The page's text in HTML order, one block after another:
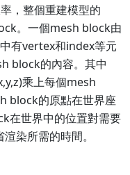
，整個重建模型的
。一個mesh block由
有vertex和index等元
block的內容。其中
乘上每個mesh
block的原點在世界座
在世界中的位置對需要
染所需的時間。